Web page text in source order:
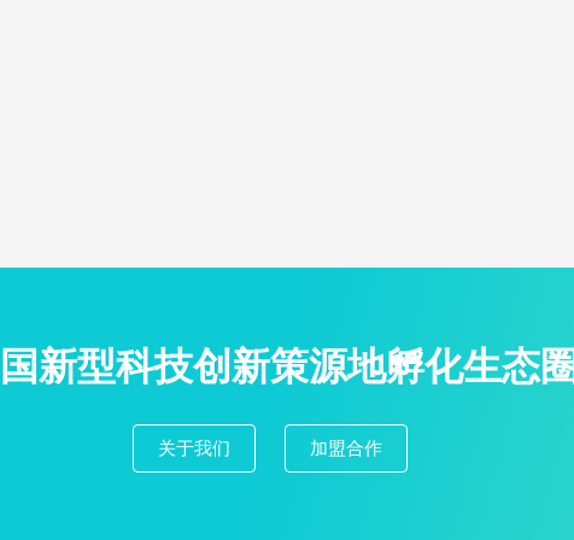
新型科技创新策源地孵化生态圈
关于我们 加盟合作